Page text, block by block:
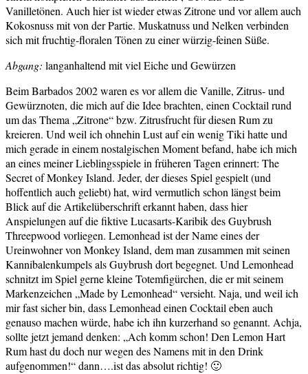
Vanilletönen. Auch hier ist wieder etwas Zitrone und vor allem auch
Kokosnuss mit von der Partie. Muskatnuss und Nelken verbinden
sich mit fruchtig-floralen Tönen zu einer würzig-feinen Süße.
Abgang: langanhaltend mit viel Eiche und Gewürzen
Beim Barbados 2002 waren es vor allem die Vanille, Zitrus- und
Gewürznoten, die mich auf die Idee brachten, einen Cocktail rund
um das Thema „Zitrone“ bzw. Zitrusfrucht für diesen Rum zu
kreieren. Und weil ich ohnehin Lust auf ein wenig Tiki hatte und
mich gerade in einem nostalgischen Moment befand, habe ich mich
an eines meiner Lieblingsspiele in früheren Tagen erinnert: The
Secret of Monkey Island. Jeder, der dieses Spiel gespielt (und
hoffentlich auch geliebt) hat, wird vermutlich schon längst beim
Blick auf die Artikelüberschrift erkannt haben, dass hier
Anspielungen auf die fiktive Lucasarts-Karibik des Guybrush
Threepwood vorliegen. Lemonhead ist der Name eines der
Ureinwohner von Monkey Island, dem man zusammen mit seinen
Kannibalenkumpels als Guybrush dort begegnet. Und Lemonhead
schnitzt im Spiel gerne kleine Totemfigürchen, die er mit seinem
Markenzeichen „Made by Lemonhead“ versieht. Naja, und weil ich
mir fast sicher bin, dass Lemonhead einen Cocktail eben auch
genauso machen würde, habe ich ihn kurzerhand so genannt. Achja,
sollte jetzt jemand denken: „Ach komm schon! Den Lemon Hart
Rum hast du doch nur wegen des Namens mit in den Drink
aufgenommen!“ dann….ist das absolut richtig! 🙂